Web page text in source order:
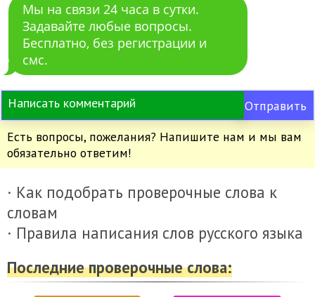
Мы на связи 24 часа в сутки.
Задавайте любые вопросы.
Бесплатно, без регистрации и
смс.
Отправить
Есть вопросы, пожелания? Напишите нам и мы вам
обязательно ответим!
· Как подобрать проверочные слова к
словам
· Правила написания слов русского языка
Последние проверочные слова: